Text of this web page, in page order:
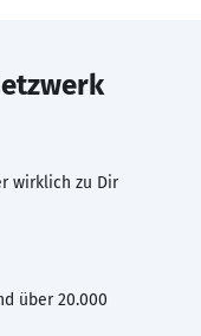
wirklich zu Dir
über 20.000